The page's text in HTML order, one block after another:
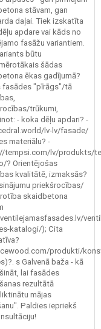
stāvam, gan
daļai. Tiek izskatīta
apdare vai kāds no
fasāžu variantiem.
būtu
šādas
ēkas gadījumā?
fasādes "pīrāgs"/tā
trūkumi,
- koka dēļu apdari? -
lv-lv/fasade/
materiālu? -
tempsi.com/lv/produkts/
? Orientējošas
kvalitātē, izmaksās?
priekšrocības/
skaidbetona
katalogi/); Cita
produkti/
s Galvenā baža - kā
lai fasādes
rezultātā
mājas
Paldies iepriekš